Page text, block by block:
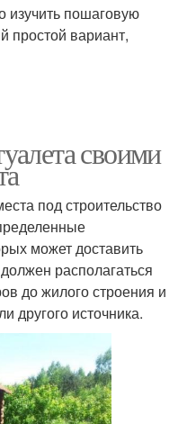
изучить пошаговую
простой вариант,
своими
под строительство
может доставить
располагаться
до жилого строения и
другого источника.